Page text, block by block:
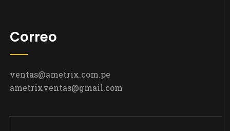
Correo
ventas@ametrix.com.pe
ametrixventas@gmail.com